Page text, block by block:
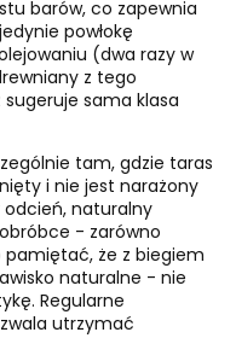
barów, co zapewnia
powłokę
(dwa razy w
z tego
sugeruje sama klasa
tam, gdzie taras
i nie jest narażony
odcień, naturalny
- zarówno
pamiętać, że z biegiem
naturalne - nie
Regularne
utrzymać